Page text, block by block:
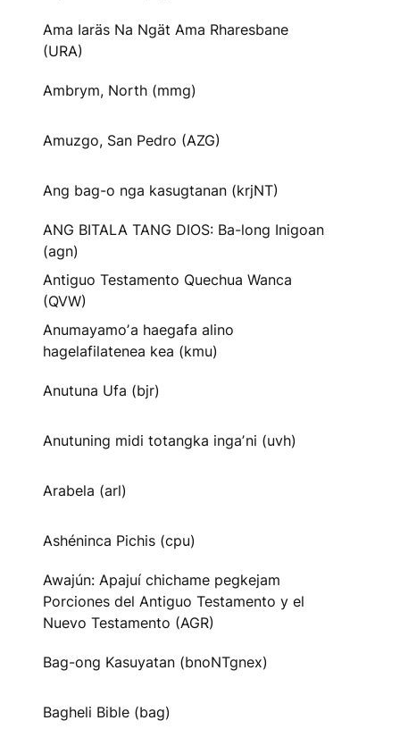
Ama Iaräs Na Ngät Ama Rharesbane
(URA)
Ambrym, North (mmg)
Amuzgo, San Pedro (AZG)
Ang bag-o nga kasugtanan (krjNT)
ANG BITALA TANG DIOS: Ba-long Inigoan
(agn)
Antiguo Testamento Quechua Wanca
(QVW)
Anumayamoʼa haegafa alino
hagelafilatenea kea (kmu)
Anutuna Ufa (bjr)
Anutuning midi totangka ingaʼni (uvh)
Arabela (arl)
Ashéninca Pichis (cpu)
Awajún: Apajuí chichame pegkejam
Porciones del Antiguo Testamento y el
Nuevo Testamento (AGR)
Bag-ong Kasuyatan (bnoNTgnex)
Bagheli Bible (bag)